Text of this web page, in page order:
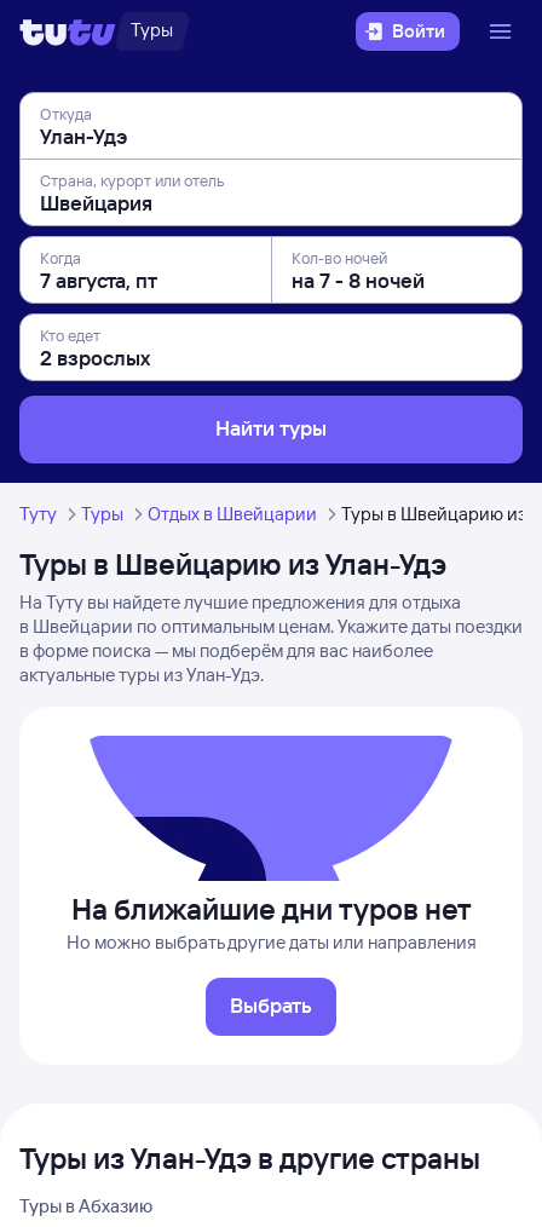
Туры Войти
Откуда
Страна, курорт или отель
Когда Кол-во ночей
Кто едет
Найти туры
Туту Туры Отдых в Швейцарии Туры в Швейцарию из
Туры в Швейцарию из Улан-Удэ
На Туту вы найдете лучшие предложения для отдыха
в Швейцарии по оптимальным ценам. Укажите даты поездки
в форме поиска — мы подберём для вас наиболее
актуальные туры из Улан-Удэ.
На ближайшие дни туров нет
Но можно выбрать другие даты или направления
Выбрать
Туры из Улан-Удэ в другие страны
Туры в Абхазию